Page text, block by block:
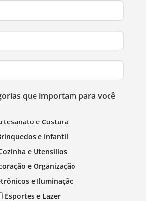
que importam para você
e Costura
e Infantil
e Utensílios
e Organização
e Iluminação
Esportes e Lazer